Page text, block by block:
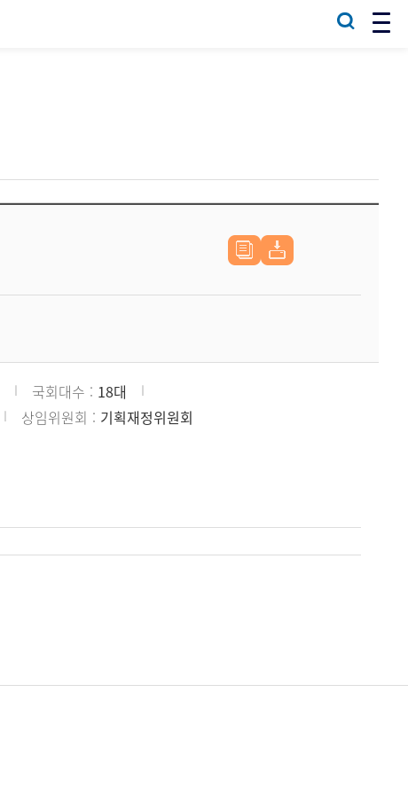
국회대수
18대
상임위원회
기획재정위원회